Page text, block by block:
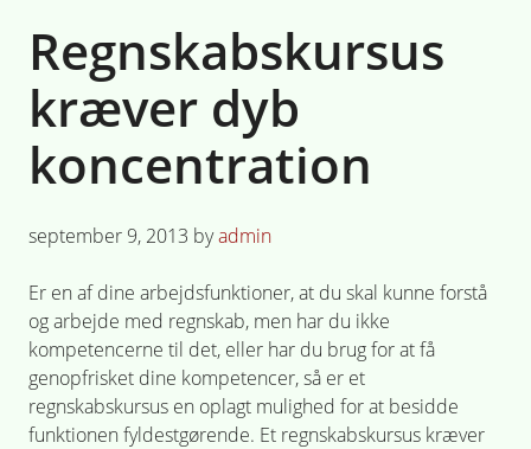
Regnskabskursus
kræver dyb
koncentration
Posted
september 9, 2013 byadmin
Er en af dine arbejdsfunktioner, at du skal kunne forstå
og arbejde med regnskab, men har du ikke
kompetencerne til det, eller har du brug for at få
genopfrisket dine kompetencer, så er et
regnskabskursus en oplagt mulighed for at besidde
funktionen fyldestgørende. Et regnskabskursus kræver